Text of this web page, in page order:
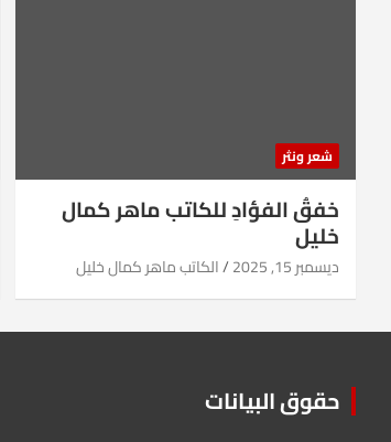
شعر ونثر
خفقُ الفؤادِ للكاتب ماهر كمال
خليل
ديسمبر 15, 2025 الكاتب ماهر كمال خليل
حقوق البيانات